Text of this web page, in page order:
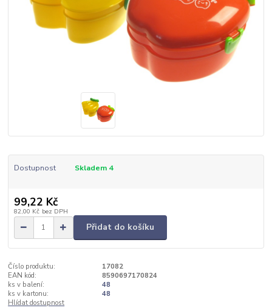
Dostupnost Skladem 4
99,22 Kč
82,00 Kč bez DPH
Přidat do košíku
Číslo produktu:
17082
EAN kód:
8590697170824
ks v balení:
48
ks v kartonu:
48
Hlídat dostupnost